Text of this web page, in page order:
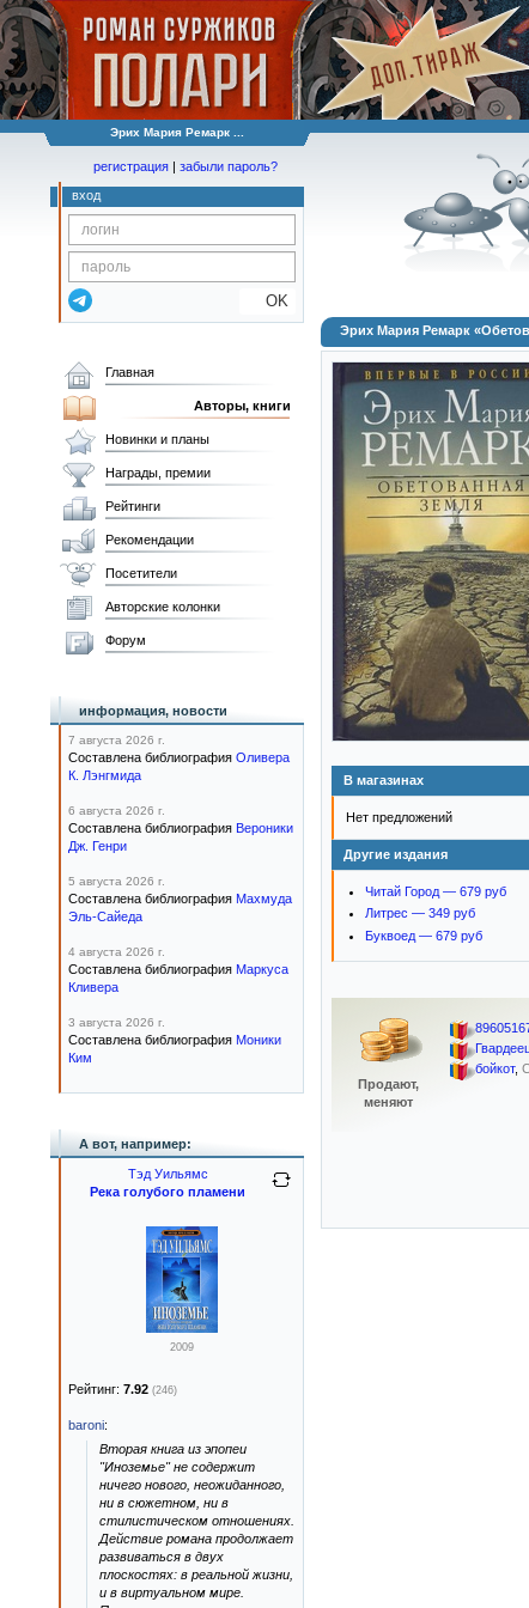
Эрих Мария Ремарк ...
регистрация | забыли пароль?
вход
OK
Эрих Мария Ремарк
В магазинах
Нет предложений
Другие издания
Читай Город — 679 руб
Литрес — 349 руб
Буквоед — 679 руб
Продают,
меняют
бойкот,
Главная
Авторы, книги
Новинки и планы
Награды, премии
Рейтинги
Рекомендации
Посетители
Авторские колонки
Форум
информация, новости
7 августа 2026 г.
Составлена библиография Оливера
К. Лэнгмида
6 августа 2026 г.
Составлена библиография Вероники
Дж. Генри
5 августа 2026 г.
Составлена библиография Махмуда
Эль-Сайеда
4 августа 2026 г.
Составлена библиография Маркуса
Кливера
3 августа 2026 г.
Составлена библиография Моники
Ким
А вот, например:
Тэд Уильямс
Река голубого пламени
2009
Рейтинг: 7.92 (246)
baroni:
Вторая книга из эпопеи
"Иноземье" не содержит
ничего нового, неожиданного,
ни в сюжетном, ни в
стилистическом отношениях.
Действие романа продолжает
развиваться в двух
плоскостях: в реальной жизни,
и в виртуальном мире.